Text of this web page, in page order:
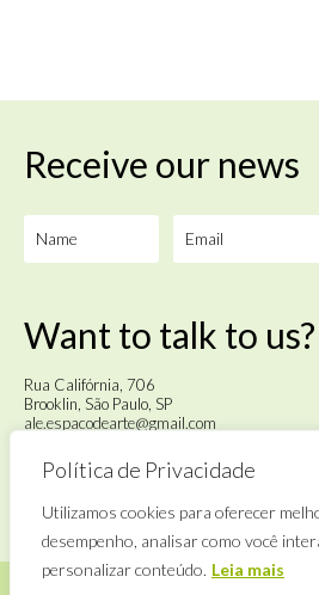
Política de Privacidade
Utilizamos cookies para oferecer
desempenho, analisar como você
personalizar conteúdo. Leia mais
Receive our news
Want to talk to us?
Rua Califórnia, 706
Brooklin, São Paulo, SP
ale.espacodearte@gmail.com
Tuesday to Saturday